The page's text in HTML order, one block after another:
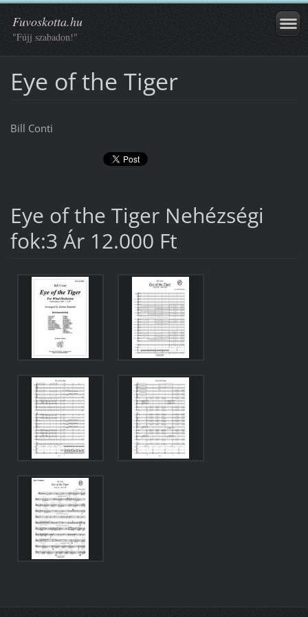
Fuvoskotta.hu
"Fújj szabadon!"
Eye of the Tiger
Bill Conti
Eye of the Tiger Nehézségi
fok:3 Ár 12.000 Ft